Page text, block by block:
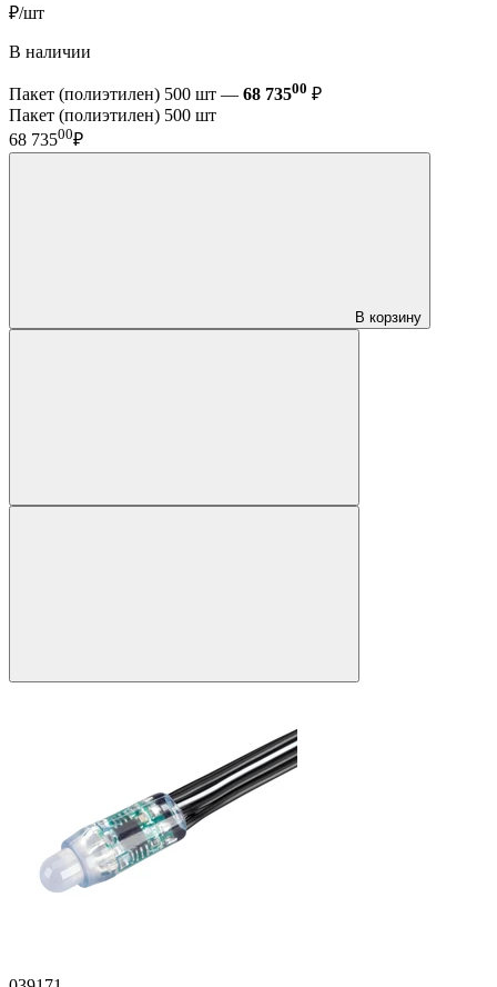
₽/шт
В наличии
Пакет (полиэтилен) 500 шт — 68 73500 ₽
Пакет (полиэтилен) 500 шт
68 73500₽
В корзину